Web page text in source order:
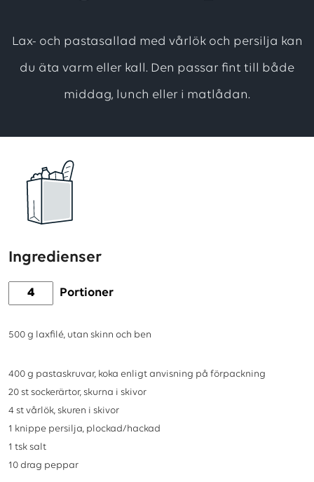
8
med
ett
Lax- och pastasallad med vårlök och persilja kan
du äta varm eller kall. Den passar fint till både
middag, lunch eller i matlådan.
Ingredienser
Portioner
500 g laxfilé, utan skinn och ben
400 g pastaskruvar, koka enligt anvisning på förpackning
20 st sockerärtor, skurna i skivor
4 st vårlök, skuren i skivor
1 knippe persilja, plockad/hackad
1 tsk salt
10 drag peppar